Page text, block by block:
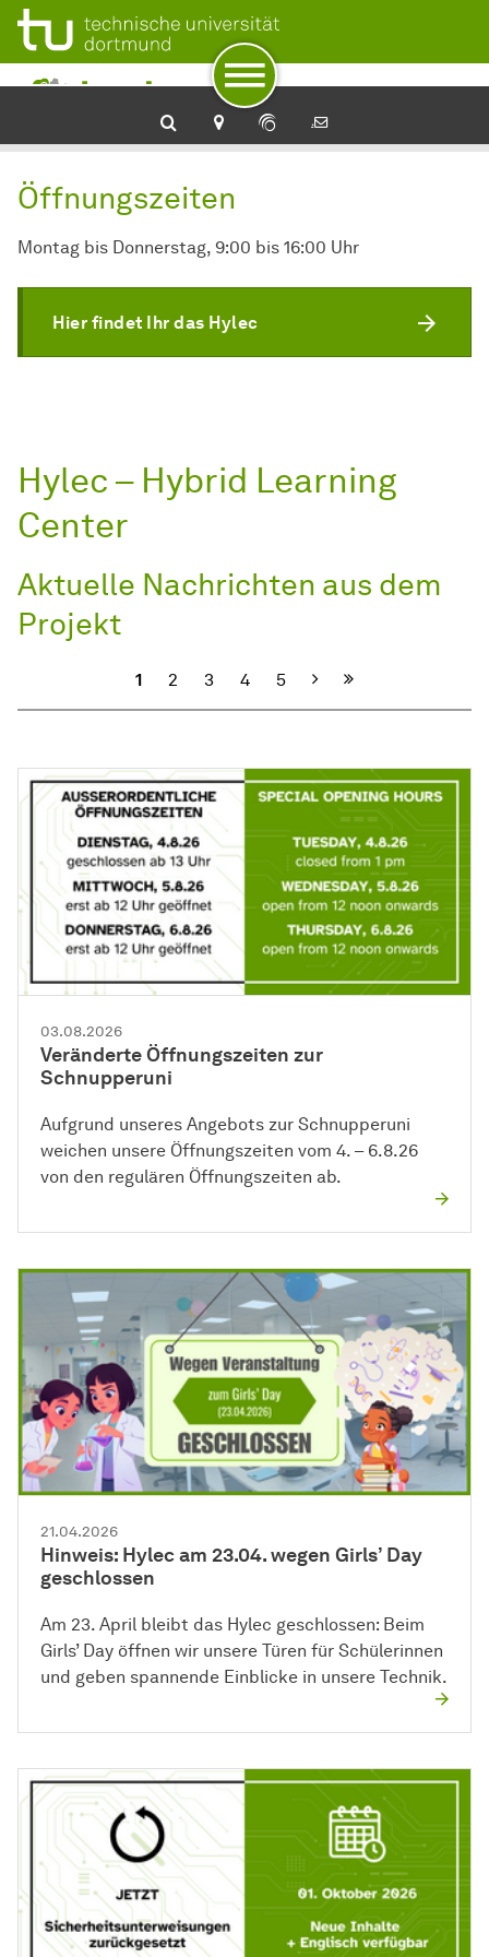
Zur Navigation
Zum Schnellzugriff
Zum Fuß der Seite mit weiteren Services
Zum Inhalt
Zur Startseite
Öffnungszeiten
Montag bis Donnerstag, 9:00 bis 16:00 Uhr
Hier findet Ihr das Hylec
Hylec – Hybrid Learning
Center
Aktuelle Nachrichten aus dem
Projekt
1 2 3 4 5 Nächste
03.08.2026
Veränderte Öffnungszeiten zur
Schnupperuni
Aufgrund unseres Angebots zur Schnupperuni
weichen unsere Öffnungszeiten vom 4. – 6.8.26
von den regulären Öffnungszeiten ab.
21.04.2026
Hinweis: Hylec am 23.04. wegen Girls’ Day
geschlossen
Am 23. April bleibt das Hylec geschlossen: Beim
Girls’ Day öffnen wir unsere Türen für Schülerinnen
und geben spannende Einblicke in unsere Technik.